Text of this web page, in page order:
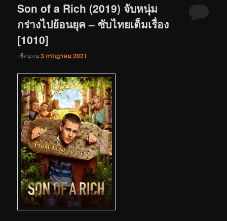
Son of a Rich (2019) จับหนุ่ม
กร่างไปย้อนยุค – ซับไทยเต็มเรื่อง
[1010]
เขียนบน3 กรกฎาคม 2021